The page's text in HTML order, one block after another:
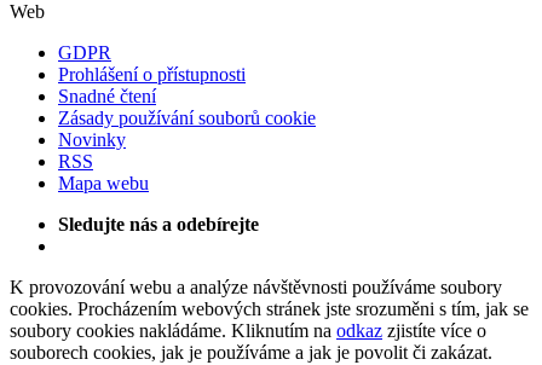
Web
GDPR
Prohlášení o přístupnosti
Snadné čtení
Zásady používání souborů cookie
Novinky
RSS
Mapa webu
Sledujte nás a odebírejte
K provozování webu a analýze návštěvnosti používáme soubory
cookies. Procházením webových stránek jste srozuměni s tím, jak se
soubory cookies nakládáme. Kliknutím na odkaz zjistíte více o
souborech cookies, jak je používáme a jak je povolit či zakázat.